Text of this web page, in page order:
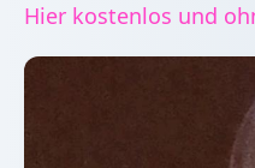
Hier kostenlos und